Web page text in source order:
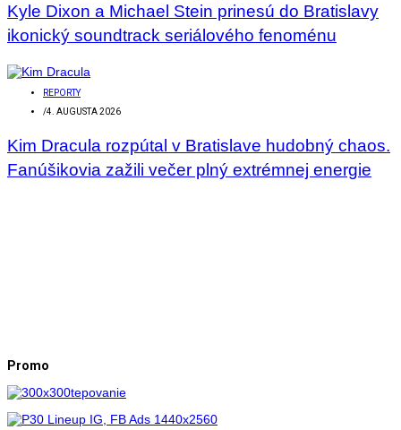
Kyle Dixon a Michael Stein prinesú do Bratislavy
ikonický soundtrack seriálového fenoménu
REPORTY
/4. AUGUSTA 2026
Kim Dracula rozpútal v Bratislave hudobný chaos.
Fanúšikovia zažili večer plný extrémnej energie
Promo